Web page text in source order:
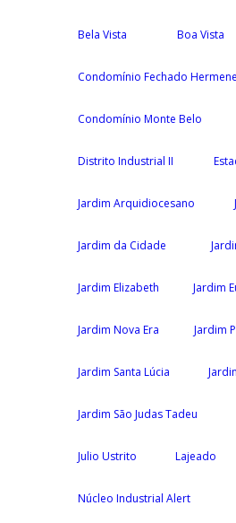
Bela Vista Boa Vista
Condomínio Fechado
Condomínio Monte Belo
Distrito Industrial II
Jardim Arquidiocesano
Jardim da Cidade
Jardim Elizabeth Jardim
Jardim Nova Era Jardim
Jardim Santa Lúcia
Jardim São Judas Tadeu
Julio Ustrito Lajeado
Núcleo Industrial Alert